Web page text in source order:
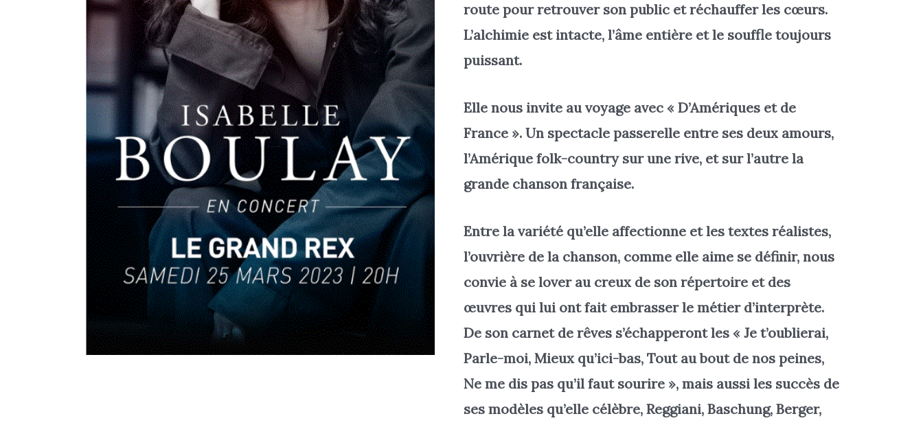
route pour retrouver son public et réchauffer les cœurs.
L’alchimie est intacte, l’âme entière et le souffle toujours
puissant.
Elle nous invite au voyage avec « D’Amériques et de
France ». Un spectacle passerelle entre ses deux amours,
l’Amérique folk-country sur une rive, et sur l’autre la
grande chanson française.
Entre la variété qu’elle affectionne et les textes réalistes,
l’ouvrière de la chanson, comme elle aime se définir, nous
convie à se lover au creux de son répertoire et des
œuvres qui lui ont fait embrasser le métier d’interprète.
De son carnet de rêves s’échapperont les « Je t’oublierai,
Parle-moi, Mieux qu’ici-bas, Tout au bout de nos peines,
Ne me dis pas qu’il faut sourire », mais aussi les succès de
ses modèles qu’elle célèbre, Reggiani, Baschung, Berger,